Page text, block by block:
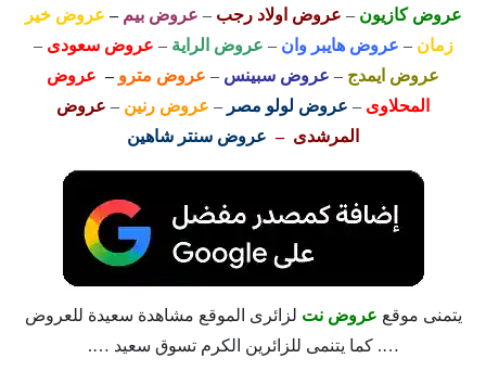
عروض كازيون– عروض اولاد رجب– عروض بيم – عروض خير
زمان– عروض هايبر وان– عروض الراية– عروض سعودى–
عروض ايمدج – عروض سبينس – عروض مترو – عروض
المحلاوى – عروض لولو مصر – عروض رنين – عروض
المرشدى – عروض سنتر شاهين
يتمنى موقع عروض نت لزائرى الموقع مشاهدة سعيدة للعروض
…. كما يتنمى للزائرين الكرم تسوق سعيد ….